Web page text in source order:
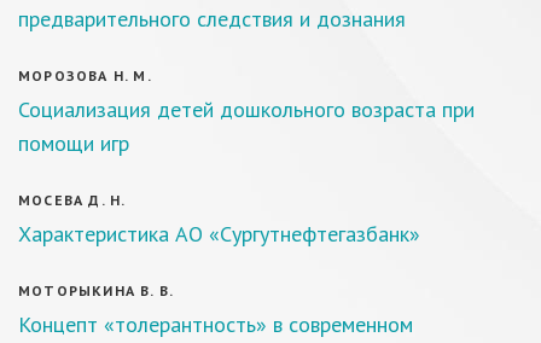
предварительного следствия и дознания
МОРОЗОВА Н. М.
Социализация детей дошкольного возраста при
помощи игр
МОСЕВА Д. Н.
Характеристика АО «Сургутнефтегазбанк»
МОТОРЫКИНА В. В.
Концепт «толерантность» в современном